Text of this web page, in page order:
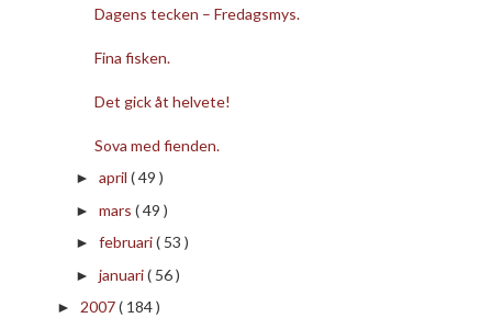
Dagens tecken – Fredagsmys.
Fina fisken.
Det gick åt helvete!
Sova med fienden.
► april ( 49 )
► mars ( 49 )
► februari( 53 )
► januari( 56 )
► 2007( 184 )